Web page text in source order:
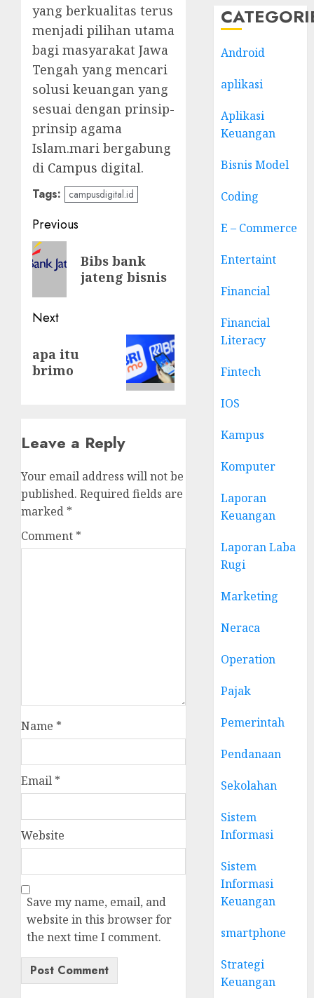
yang berkualitas terus
menjadi pilihan utama
bagi masyarakat Jawa
Tengah yang mencari
solusi keuangan yang
sesuai dengan prinsip-
prinsip agama
Islam.mari bergabung
di Campus digital.
Tags: campusdigital.id
Post
navigation
Previous
Previous
post:
Bibs bank
jateng bisnis
Next
post:
apa itu
brimo
Leave a Reply
Your email address will not be
published. Required fields are
marked *
Comment *
Name *
Email *
Website
Save my name, email, and
website in this browser for
the next time I comment.
Android
aplikasi
Aplikasi
Keuangan
Bisnis Model
Coding
E – Commerce
Entertaint
Financial
Financial
Literacy
Fintech
IOS
Kampus
Komputer
Laporan
Keuangan
Laporan Laba
Rugi
Marketing
Neraca
Operation
Pajak
Pemerintah
Pendanaan
Sekolahan
Sistem
Informasi
Sistem
Informasi
Keuangan
smartphone
Strategi
Keuangan